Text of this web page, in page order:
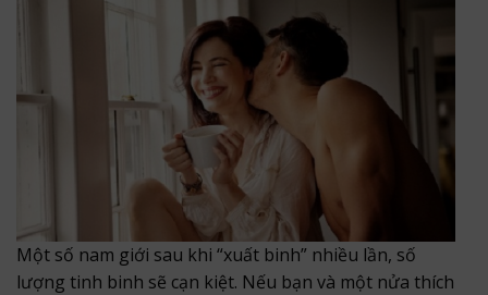
Một số nam giới sau khi “xuất binh” nhiều lần, số
lượng tinh binh sẽ cạn kiệt. Nếu bạn và một nửa thích